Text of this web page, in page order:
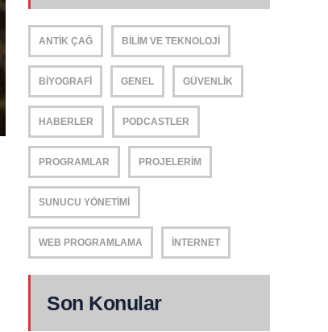
ANTIK ÇAĞ BILIM VE TEKNOLOJI
BIYOGRAFI GENEL GÜVENLIK
HABERLER PODCASTLER
PROGRAMLAR PROJELERIM
SUNUCU YÖNETIMI
WEB PROGRAMLAMA İNTERNET
Son Konular